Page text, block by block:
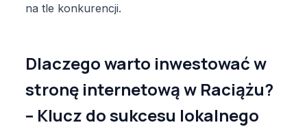
na tle konkurencji.
Dlaczego warto inwestować w
stronę internetową w Raciążu?
– Klucz do sukcesu lokalnego